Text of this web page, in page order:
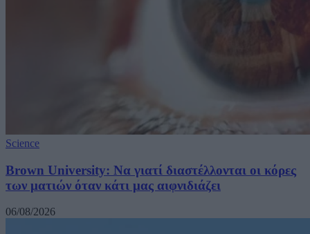
Science
Brown University: Να γιατί διαστέλλονται οι κόρες
των ματιών όταν κάτι μας αιφνιδιάζει
06/08/2026